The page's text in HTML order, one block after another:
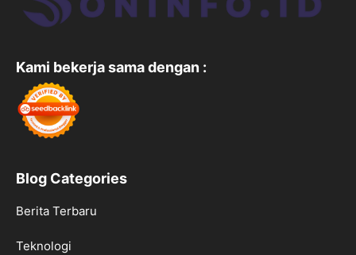
Kami bekerja sama dengan :
Blog Categories
Berita Terbaru
Teknologi